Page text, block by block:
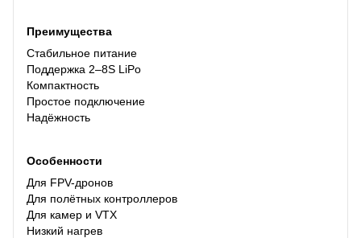
Преимущества
Стабильное питание
Поддержка 2–8S LiPo
Компактность
Простое подключение
Надёжность
Особенности
Для FPV-дронов
Для полётных контроллеров
Для камер и VTX
Низкий нагрев